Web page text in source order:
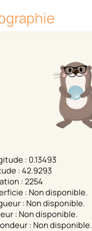
: 0.13493
: 42.9293
: 2254
: Non disponible.
: Non disponible.
: Non disponible.
: Non disponible.